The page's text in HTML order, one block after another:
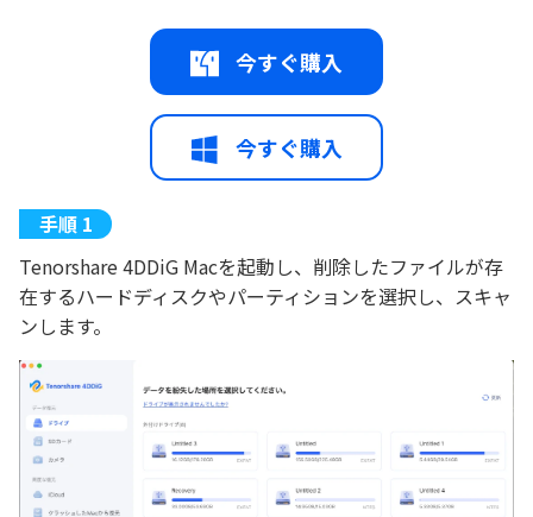
今すぐ購入
今すぐ購入
Tenorshare 4DDiG Macを起動し、削除したファイルが存
在するハードディスクやパーティションを選択し、スキャ
ンします。